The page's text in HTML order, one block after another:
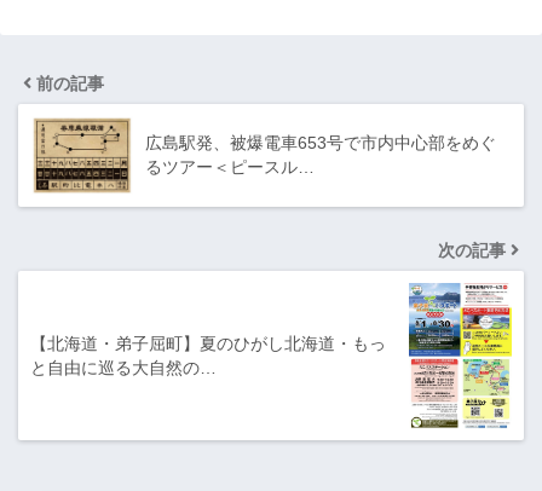
前の記事
広島駅発、被爆電車653号で市内中心部をめぐ
るツアー＜ピースル…
次の記事
【北海道・弟子屈町】夏のひがし北海道・もっ
と自由に巡る大自然の…